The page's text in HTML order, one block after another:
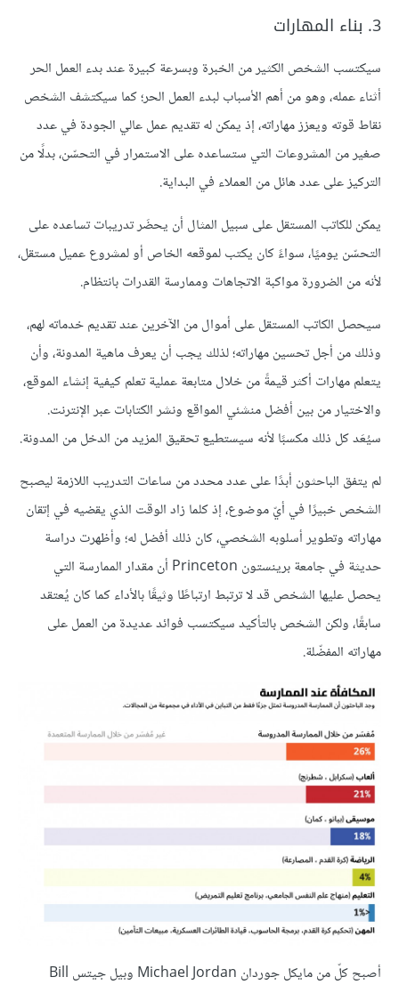
3. بناء المهارات
سيكتسب الشخص الكثير من الخبرة وبسرعة كبيرة عند بدء العمل الحر
أثناء عمله، وهو من أهم الأسباب لبدء العمل الحر؛ كما سيكتشف الشخص
نقاط قوته ويعزز مهاراته، إذ يمكن له تقديم عمل عالي الجودة في عدد
صغير من المشروعات التي ستساعده على الاستمرار في التحسّن، بدلًا من
التركيز على عدد هائل من العملاء في البداية.
يمكن للكاتب المستقل على سبيل المثال أن يحضَر تدريبات تساعده على
التحسّن يوميًا، سواءً كان يكتب لموقعه الخاص أو لمشروع عميل مستقل،
لأنه من الضرورة مواكبة الاتجاهات وممارسة القدرات بانتظام.
سيحصل الكاتب المستقل على أموال من الآخرين عند تقديم خدماته لهم،
وذلك من أجل تحسين مهاراته؛ لذلك يجب أن يعرف ماهية المدونة، وأن
يتعلم مهارات أكثر قيمةً من خلال متابعة عملية تعلم كيفية إنشاء الموقع،
والاختيار من بين أفضل منشئي المواقع ونشر الكتابات عبر الإنترنت.
سيُعَد كل ذلك مكسبًا لأنه سيستطيع تحقيق المزيد من الدخل من المدونة.
لم يتفق الباحثون أبدًا على عدد محدد من ساعات التدريب اللازمة ليصبح
الشخص خبيرًا في أيّ موضوع، إذ كلما زاد الوقت الذي يقضيه في إتقان
مهاراته وتطوير أسلوبه الشخصي، كان ذلك أفضل له؛ وأظهرت دراسة
حديثة في جامعة برينستون Princeton أن مقدار الممارسة التي
يحصل عليها الشخص قد لا ترتبط ارتباطًا وثيقًا بالأداء كما كان يُعتقد
سابقًا، ولكن الشخص بالتأكيد سيكتسب فوائد عديدة من العمل على
مهاراته المفضّلة.
أصبح كلّ من مايكل جوردان Michael Jordan وبيل جيتس Bill